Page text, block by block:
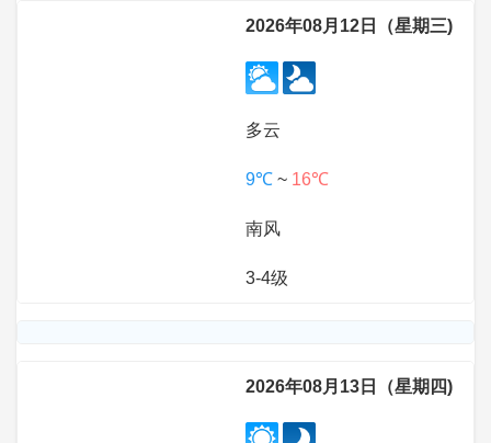
2026年08月12日（星期三)
多云
9℃ ~ 16℃
南风
3-4级
2026年08月13日（星期四)